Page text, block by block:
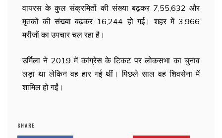
वायरस के कुल संक्रमितों की संख्या बढ़कर 7,55,632 और
मृतकों की संख्या बढ़कर 16,244 हो गई। शहर में 3,966
मरीजों का उपचार चल रहा है।
उर्मिला ने 2019 में कांग्रेस के टिकट पर लोकसभा का चुनाव
लड़ा था लेकिन वह हार गई थीं। पिछले साल वह शिवसेना में
शामिल हो गईं।
SHARE